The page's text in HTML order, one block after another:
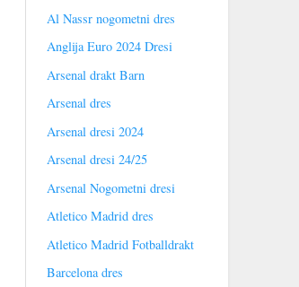
Al Nassr nogometni dres
Anglija Euro 2024 Dresi
Arsenal drakt Barn
Arsenal dres
Arsenal dresi 2024
Arsenal dresi 24/25
Arsenal Nogometni dresi
Atletico Madrid dres
Atletico Madrid Fotballdrakt
Barcelona dres